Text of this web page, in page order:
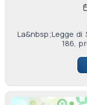
La&nbsp;Legge di
186,